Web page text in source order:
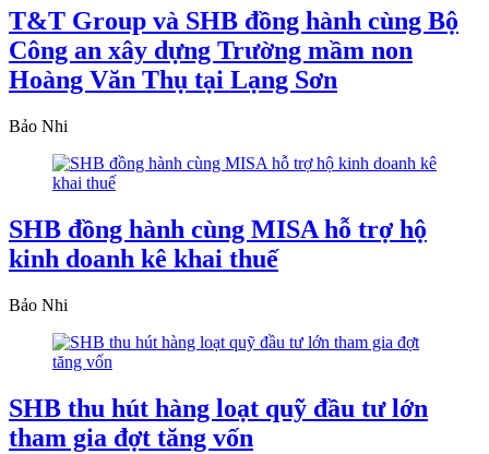
T&T Group và SHB đồng hành cùng Bộ
Công an xây dựng Trường mầm non
Hoàng Văn Thụ tại Lạng Sơn
Bảo Nhi
SHB đồng hành cùng MISA hỗ trợ hộ
kinh doanh kê khai thuế
Bảo Nhi
SHB thu hút hàng loạt quỹ đầu tư lớn
tham gia đợt tăng vốn